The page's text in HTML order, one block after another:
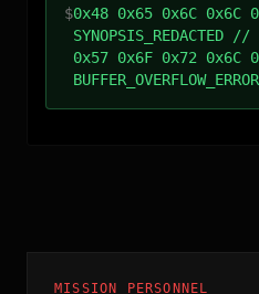
$0x48 0x65 0x6C 0x6C
SYNOPSIS_REDACTED //
0x57 0x6F 0x72
MISSION PERSONNEL